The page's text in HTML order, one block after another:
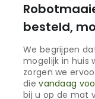
besteld,
We begrijpen
mogelijk in huis
zorgen we
dievandaag
bij u op de mat